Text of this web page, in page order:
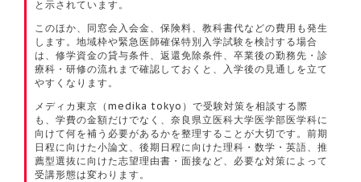
と示されています。
このほか、同窓会入会金、保険料、教科書代などの費用も発生
します。地域枠や緊急医師確保特別入学試験を検討する場合
は、修学資金の貸与条件、返還免除条件、卒業後の勤務先・診
療科・研修の流れまで確認しておくと、入学後の見通しを立て
やすくなります。
メディカ東京（medika tokyo）で受験対策を相談する際
も、学費の金額だけでなく、奈良県立医科大学医学部医学科に
向けて何を補う必要があるかを整理することが大切です。前期
日程に向けた小論文、後期日程に向けた理科・数学・英語、推
薦型選抜に向けた志望理由書・面接など、必要な対策によって
受講形態は変わります。